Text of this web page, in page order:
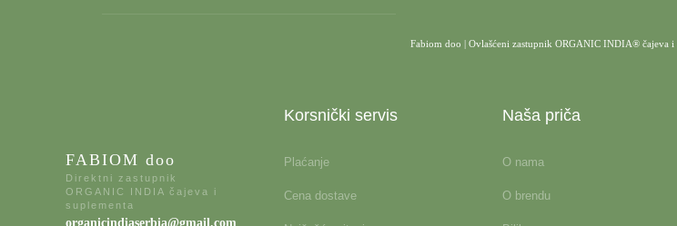
Fabiom doo | Ovlašćeni zastupnik ORGANIC INDIA® čajeva
FABIOM doo
Direktni zastupnik
ORGANIC INDIA čajeva i
suplementa
organicindiaserbia@gmail.com
Korsnički servis
Plaćanje
Cena dostave
Naša priča
O nama
O brendu